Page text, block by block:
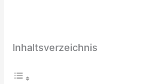
Inhaltsverzeichnis